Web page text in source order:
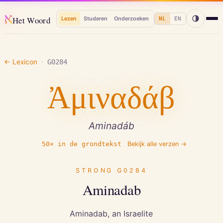
אHet Woord Lezen Studeren Onderzoeken NL EN
← Lexicon · G0284
Ἀμιναδάβ
Aminadáb
50× in de grondtekst Bekijk alle verzen →
STRONGG0284
Aminadab
Aminadab, an Israelite